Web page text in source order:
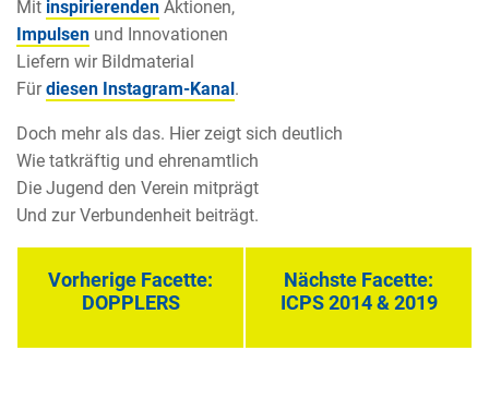
Mit inspirierenden Aktionen,
Impulsen und Innovationen
Liefern wir Bildmaterial
Fürdiesen Instagram-Kanal.
Doch mehr als das. Hier zeigt sich deutlich
Wie tatkräftig und ehrenamtlich
Die Jugend den Verein mitprägt
Und zur Verbundenheit beiträgt.
Vorherige Facette:
DOPPLERS
Nächste Facette:
ICPS 2014 & 2019